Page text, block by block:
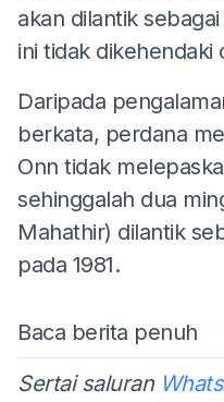
akan dilantik
ini tidak
Daripada
berkata, perdana
Onn tidak
sehinggalah dua
Mahathir) dilantik
pada 1981.
Baca berita penuh
Sertai saluran